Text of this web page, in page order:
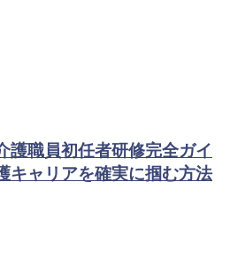
護職員初任者研修完全ガイ
キャリアを確実に掴む方法